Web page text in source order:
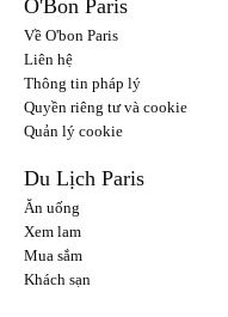
O'Bon Paris
Về O'bon Paris
Liên hệ
Thông tin pháp lý
Quyền riêng tư và cookie
Quản lý cookie
Du Lịch Paris
Ăn uống
Xem lam
Mua sắm
Khách sạn